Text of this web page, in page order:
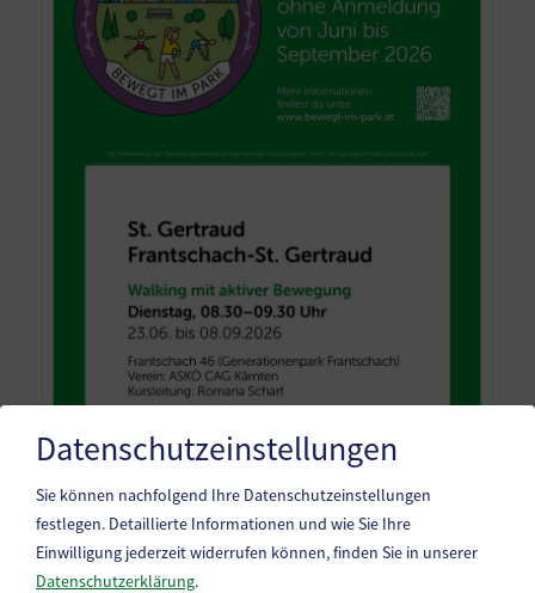
Datenschutzeinstellungen
Sie können nachfolgend Ihre Datenschutzeinstellungen
festlegen. Detaillierte Informationen und wie Sie Ihre
Einwilligung jederzeit widerrufen können, finden Sie in unserer
Datenschutzerklärung.